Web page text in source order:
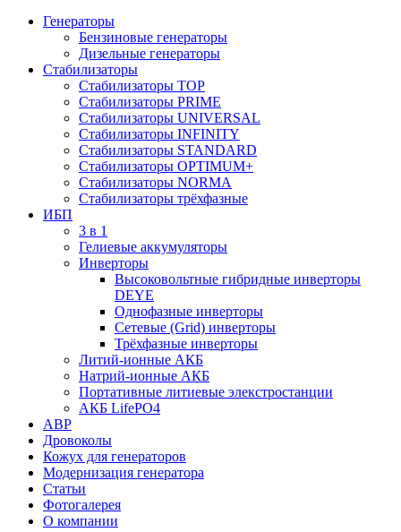
Генераторы
Бензиновые генераторы
Дизельные генераторы
Стабилизаторы
Стабилизаторы TOP
Стабилизаторы PRIME
Стабилизаторы UNIVERSAL
Стабилизаторы INFINITY
Стабилизаторы STANDARD
Стабилизаторы OPTIMUM+
Стабилизаторы NORMA
Стабилизаторы трёхфазные
ИБП
3 в 1
Гелиевые аккумуляторы
Инверторы
Высоковольтные гибридные инверторы
DEYE
Однофазные инверторы
Сетевые (Grid) инверторы
Трёхфазные инверторы
Литий-ионные АКБ
Натрий-ионные АКБ
Портативные литиевые элекстростанции
АКБ LifePO4
АВР
Дровоколы
Кожух для генераторов
Модернизация генератора
Статьи
Фотогалерея
О компании